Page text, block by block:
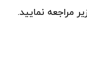
نمایید.